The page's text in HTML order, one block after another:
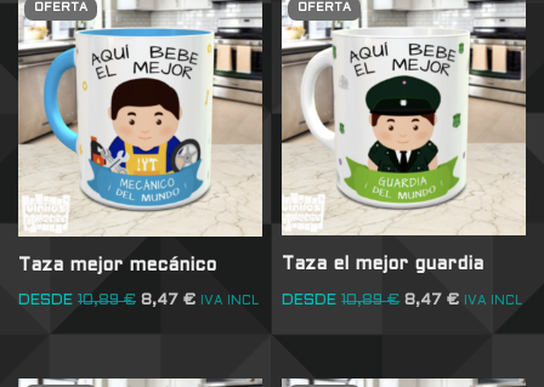
OFERTA
Taza mejor mecánico
DESDE 10,89€ 8,47 € IVA INCL
OFERTA
Taza el mejor guardia
DESDE 10,89€ 8,47€ IVA INCL